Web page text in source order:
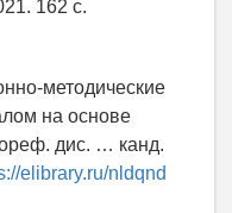
162 с.
методические
на основе
дис. … канд.
elibrary.ru/nldqnd